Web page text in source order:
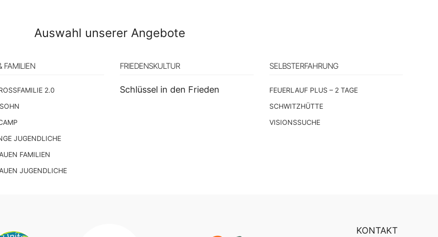
Auswahl unserer Angebote
FAMILIEN
2.0
JUGENDLICHE
FAMILIEN
JUGENDLICHE
FRIEDENSKULTUR
Schlüssel in den Frieden
SELBSTERFAHRUNG
FEUERLAUF PLUS – 2 TAGE
SCHWITZHÜTTE
VISIONSSUCHE
KONTAKT